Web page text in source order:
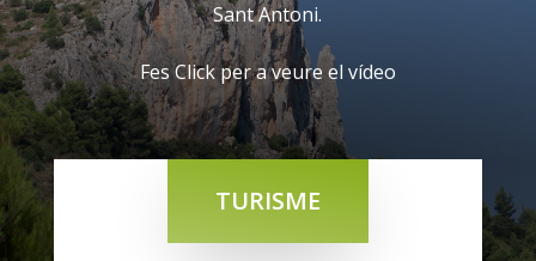
Sant Antoni.
Fes Click per a veure el vídeo
TURISME